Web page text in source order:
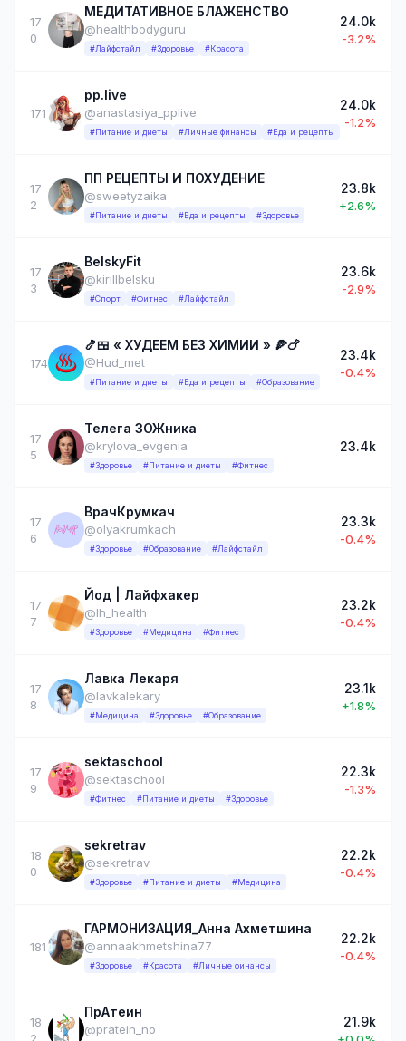
17
0
МЕДИТАТИВНОЕ БЛАЖЕНСТВО
@healthbodyguru
#Лайфстайл #Здоровье #Красота
24.0k
-3.2%
171
pp.live
@anastasiya_pplive
#Питание и диеты #Личные финансы #Еда и рецепты
24.0k
-1.2%
17
2
ПП РЕЦЕПТЫ И ПОХУДЕНИЕ
@sweetyzaika
#Питание и диеты #Еда и рецепты #Здоровье
23.8k
+2.6%
17
3
BelskyFit
@kirillbelsku
#Спорт #Фитнес #Лайфстайл
23.6k
-2.9%
174
🍤🍱 « ХУДЕЕМ БЕЗ ХИМИИ » 🍕🍗
@Hud_met
#Питание и диеты #Еда и рецепты #Образование
23.4k
-0.4%
17
5
Телега ЗОЖника
@krylova_evgenia
#Здоровье #Питание и диеты #Фитнес
23.4k
17
6
ВрачКрумкач
@olyakrumkach
#Здоровье #Образование #Лайфстайл
23.3k
-0.4%
17
7
Йод | Лайфхакер
@lh_health
#Здоровье #Медицина #Фитнес
23.2k
-0.4%
17
8
Лавка Лекаря
@lavkalekary
#Медицина #Здоровье #Образование
23.1k
+1.8%
17
9
sektaschool
@sektaschool
#Фитнес #Питание и диеты #Здоровье
22.3k
-1.3%
18
0
sekretrav
@sekretrav
#Здоровье #Питание и диеты #Медицина
22.2k
-0.4%
181
ГАРМОНИЗАЦИЯ_Анна Ахметшина
@annaakhmetshina77
#Здоровье #Красота #Личные финансы
22.2k
-0.4%
18
2
ПрАтеин
@pratein_no
21.9k